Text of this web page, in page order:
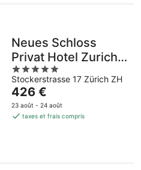
Neues Schloss
Privat Hotel Zurich,
Autograph
Collection
5
out
of
5
Stockerstrasse 17 Zürich ZH
Le
prix
est
nuit
426 €
23 août - 24 août
taxes et frais compris